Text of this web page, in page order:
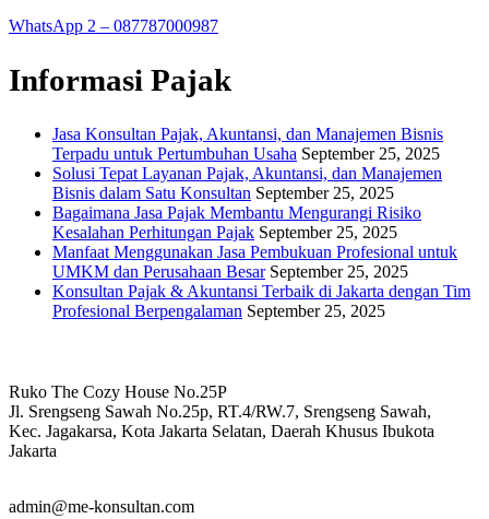
WhatsApp 2 – 087787000987
Informasi Pajak
Jasa Konsultan Pajak, Akuntansi, dan Manajemen Bisnis
Terpadu untuk Pertumbuhan Usaha September 25, 2025
Solusi Tepat Layanan Pajak, Akuntansi, dan Manajemen
Bisnis dalam Satu Konsultan September 25, 2025
Bagaimana Jasa Pajak Membantu Mengurangi Risiko
Kesalahan Perhitungan Pajak September 25, 2025
Manfaat Menggunakan Jasa Pembukuan Profesional untuk
UMKM dan Perusahaan Besar September 25, 2025
Konsultan Pajak & Akuntansi Terbaik di Jakarta dengan Tim
Profesional Berpengalaman September 25, 2025
Ruko The Cozy House No.25P
Jl. Srengseng Sawah No.25p, RT.4/RW.7, Srengseng Sawah,
Kec. Jagakarsa, Kota Jakarta Selatan, Daerah Khusus Ibukota
Jakarta
admin@me-konsultan.com